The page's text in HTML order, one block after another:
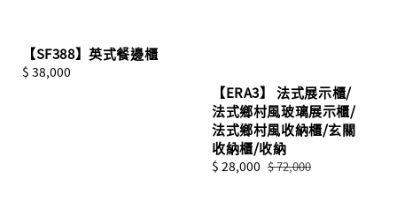
【SF388】英式餐邊櫃
Regular
$ 38,000
【ERA3】 法式展示櫃/
法式鄉村風玻璃展示櫃/
法式鄉村風收納櫃/玄關
收納櫃/收納
Sale
$ 28,000 Regular
$ 72,000